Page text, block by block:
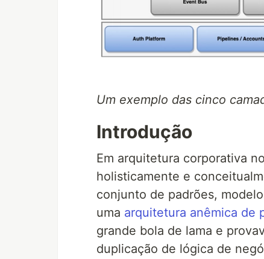
Um exemplo das cinco
Introdução
Em arquitetura corporativa
holisticamente e
conjunto de padrões,
uma arquitetura anêmica de
grande bola de lama e
duplicação de lógica de